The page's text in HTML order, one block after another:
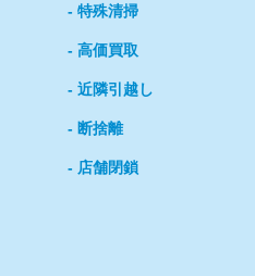
特殊清掃
高価買取
近隣引越し
断捨離
店舗閉鎖